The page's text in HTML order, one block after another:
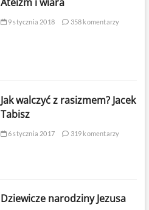
9 stycznia 2018 358 komentarzy
Jak walczyć z rasizmem? Jacek
Tabisz
6 stycznia 2017 319 komentarzy
Dziewicze narodziny Jezusa